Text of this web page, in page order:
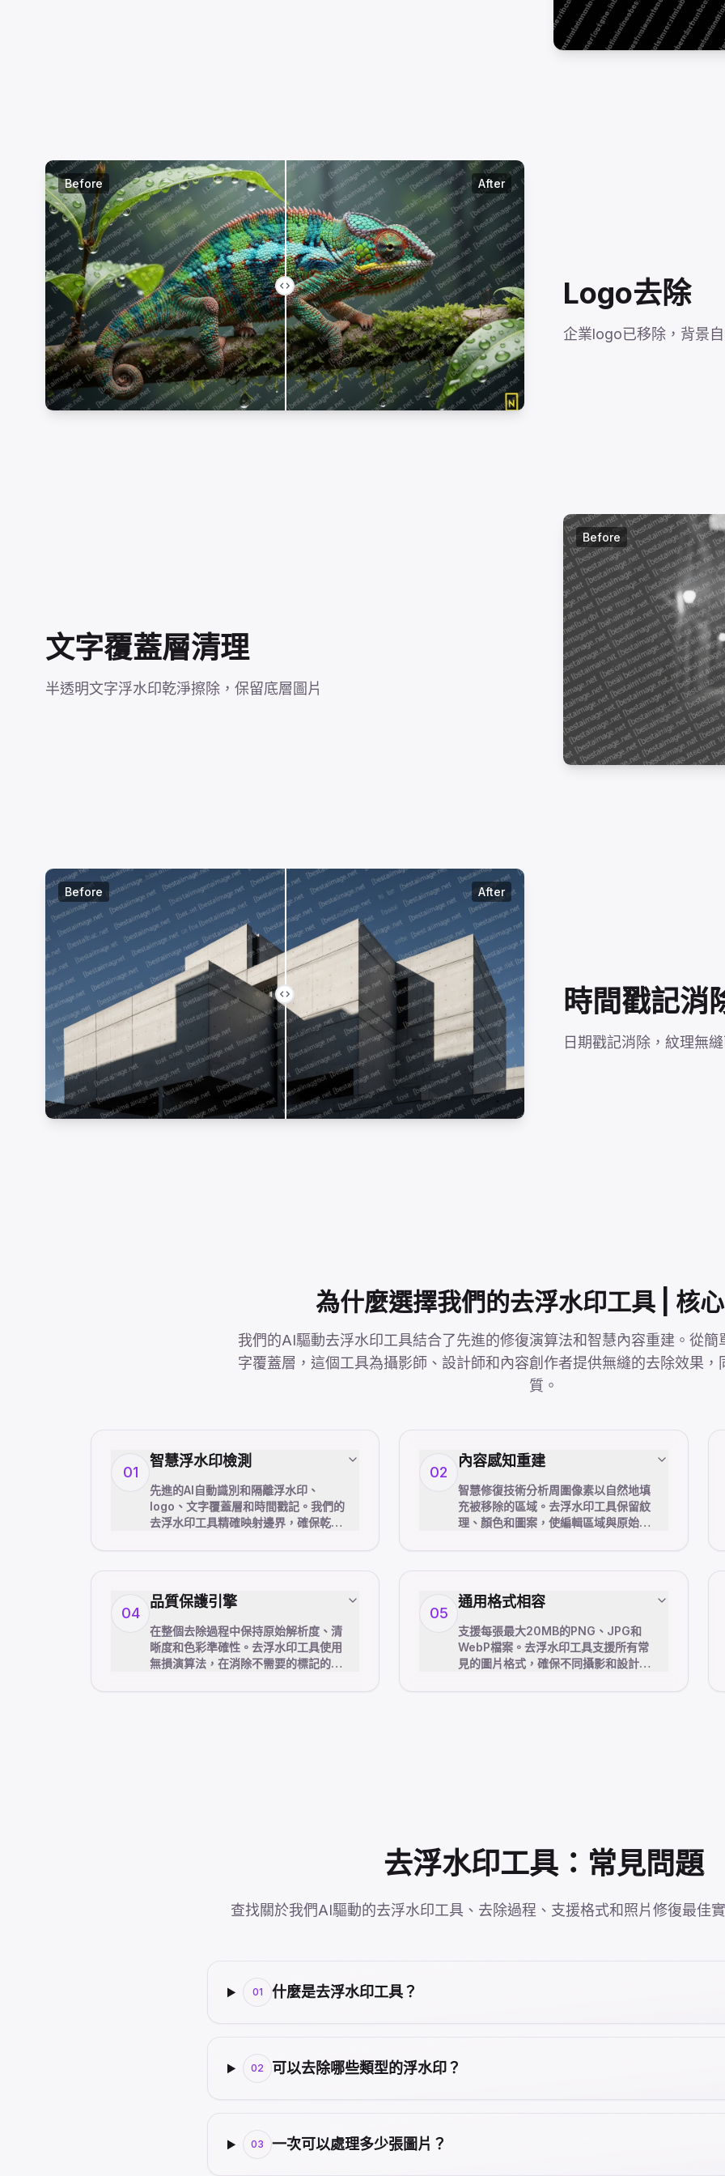
Before After
Logo去除
企業logo已移除，背景
文字覆蓋層清理
半透明文字浮水印乾淨擦除，保留底層圖片
Before
Before After
時間戳記消
日期戳記消除，紋理無
為什麼選擇我們的去浮水印工具 | 核
我們的AI驅動去浮水印工具結合了先進的修復演算法和智慧內容重建。從
字覆蓋層，這個工具為攝影師、設計師和內容創作者提供無縫的去除效果，
質。
01
智慧浮水印檢測
先進的AI自動識別和隔離浮水印、
logo、文字覆蓋層和時間戳記。我們的
去浮水印工具精確映射邊界，確保乾淨
02
內容感知重建
智慧修復技術分析周圍像素以自然地填
充被移除的區域。去浮水印工具保留紋
理、顏色和圖案，使編輯區域與原始圖
04
品質保護引擎
在整個去除過程中保持原始解析度、清
晰度和色彩準確性。去浮水印工具使用
無損演算法，在消除不需要的標記的同
05
通用格式相容
支援每張最大20MB的PNG、JPG和
WebP檔案。去浮水印工具支援所有常
見的圖片格式，確保不同攝影和設計工
去浮水印工具：常見問題
查找關於我們AI驅動的去浮水印工具、去除過程、支援格式和照片修復最佳
01 什麼是去浮水印工具？
02 可以去除哪些類型的浮水印？
03 一次可以處理多少張圖片？